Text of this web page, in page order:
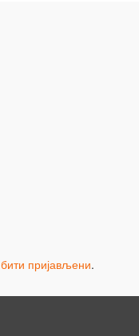
бити пријављени.